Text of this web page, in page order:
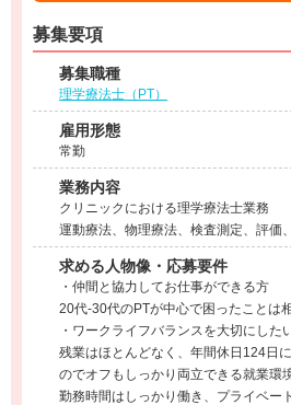
募集要項
募集職種
理学療法士（PT）
雇用形態
常勤
業務内容
クリニックにおける理学療法士業務
運動療法、物理療法、検査測定、評価
求める人物像・応募要件
・仲間と協力してお仕事ができる方
20代-30代のPTが中心で困ったことは
・ワークライフバランスを大切にした
残業はほとんどなく、年間休日124日
のでオフもしっかり両立できる就業環
勤務時間はしっかり働き、プライベー